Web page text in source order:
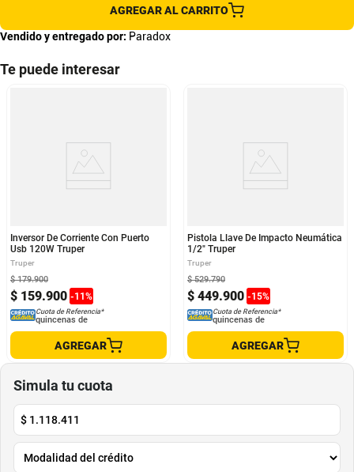
AGREGAR AL CARRITO
Vendido y entregado por: Paradox
Te puede interesar
Inversor De Corriente Con Puerto
Usb 120W Truper
Truper
$ 159.900 -11%
$ 179.900
Cuota de Referencia*
quincenas de
AGREGAR
Pistola Llave De Impacto Neumática
1/2" Truper
Truper
$ 449.900 -15%
$ 529.790
Cuota de Referencia*
quincenas de
AGREGAR
Simula tu cuota
$ 1.118.411